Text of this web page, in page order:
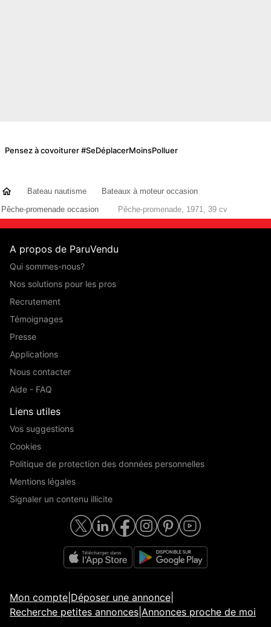
Pensez à covoiturer #SeDéplacerMoinsPolluer
Bateau nautisme
Bateaux à moteur occasion
Pêche-promenade occasion
Pêche-promenade, 1971, 39 cv
A propos de ParuVendu
Qui sommes-nous?
Nos solutions pour les pros
Recrutement
Témoignages
Presse
Applications
Nous contacter
Aide - FAQ
Liens utiles
Vos suggestions
Cookies
Politique de protection des données personnelles
Mentions légales
Signaler un contenu illicite
Mon compte Déposer une annonce
Recherche petites annonces Annonces proche de moi